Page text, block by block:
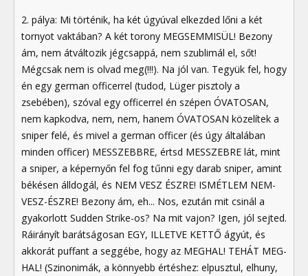
2. pálya: Mi történik, ha két úgyúval elkezded lőni a két
tornyot vaktában? A két torony MEGSEMMISÜL! Bezony
ám, nem átváltozik jégcsappá, nem szublimál el, sőt!
Mégcsak nem is olvad meg(!!!). Na jól van. Tegyük fel, hogy
én egy german officerrel (tudod, Lüger pisztoly a
zsebében), szóval egy officerrel én szépen ÓVATOSAN,
nem kapkodva, nem, nem, hanem ÓVATOSAN közelítek a
sniper felé, és mivel a german officer (és úgy általában
minden officer) MESSZEBBRE, értsd MESSZEBRE lát, mint
a sniper, a képernyőn fel fog tűnni egy darab sniper, amint
békésen álldogál, és NEM VESZ ÉSZRE! ISMÉTLEM NEM-
VESZ-ÉSZRE! Bezony ám, eh... Nos, ezután mit csinál a
gyakorlott Sudden Strike-os? Na mit vajon? Igen, jól sejted.
Ráirányít barátságosan EGY, ILLETVE KETTŐ ágyút, és
akkorát puffant a seggébe, hogy az MEGHAL! TEHÁT MEG-
HAL! (Szinonimák, a könnyebb értéshez: elpusztul, elhuny,